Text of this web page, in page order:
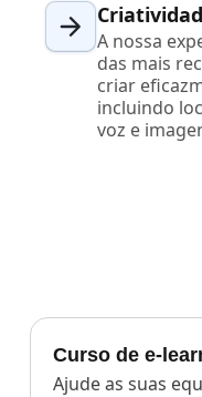
A nossa
das mais
criar
incluindo
voz e
Curso de e-
Ajude as suas